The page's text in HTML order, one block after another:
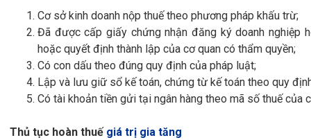
Cơ sở kinh doanh nộp thuế theo phương pháp khấu trừ;
Đã được cấp giấy chứng nhận đăng ký doanh nghiệp
hoặc quyết định thành lập của cơ quan có thẩm quyền;
Có con dấu theo đúng quy định của pháp luật;
Lập và lưu giữ sổ kế toán, chứng từ kế toán theo quy
Có tài khoản tiền gửi tại ngân hàng theo mã số thuế của
Thủ tục hoàn thuế giá trị gia tăng